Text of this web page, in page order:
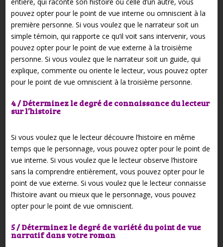
pouvez opter pour le point de vue interne ou omniscient à la
première personne. Si vous voulez que le narrateur soit un
simple témoin, qui rapporte ce qu’il voit sans intervenir, vous
pouvez opter pour le point de vue externe à la troisième
personne. Si vous voulez que le narrateur soit un guide, qui
explique, commente ou oriente le lecteur, vous pouvez opter
pour le point de vue omniscient à la troisième personne.
4 / Déterminez le degré de connaissance du lecteur
sur l’histoire
Si vous voulez que le lecteur découvre l’histoire en même
temps que le personnage, vous pouvez opter pour le point de
vue interne. Si vous voulez que le lecteur observe l’histoire
sans la comprendre entièrement, vous pouvez opter pour le
point de vue externe. Si vous voulez que le lecteur connaisse
l’histoire avant ou mieux que le personnage, vous pouvez
opter pour le point de vue omniscient.
5 / Déterminez le degré de variété du point de vue
narratif dans votre roman